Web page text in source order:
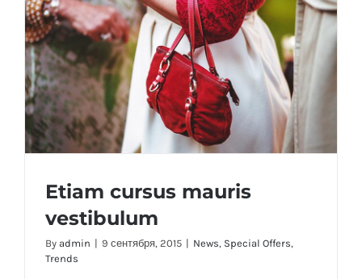
aliquam
Etiam cursus mauris
vestibulum
By admin | 9 сентября, 2015 | News, Special Offers,
Trends